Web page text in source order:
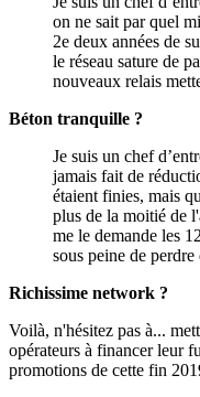
on ne sait par quel
2e deux années de
le réseau sature de
nouveaux relais
Béton tranquille ?
Je suis un chef
jamais fait de
étaient finies, mais
plus de la moitié de
me le demande les
sous peine de
Richissime network ?
Voilà, n'hésitez pas à...
opérateurs à financer leur
promotions de cette fin